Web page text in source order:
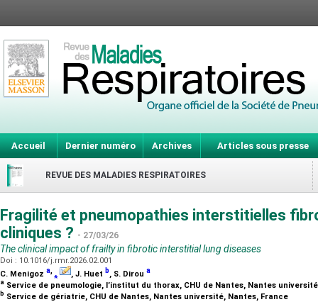
Accueil Dernier numéro Archives Articles sous presse
REVUE DES MALADIES RESPIRATOIRES
Fragilité et pneumopathies interstitielles
cliniques ? - 27/03/26
The clinical impact of frailty in fibrotic interstitial lung diseases
Doi : 10.1016/j.rmr.2026.02.001
C. Menigoz a,⁎ , J. Huet b, S. Dirou a
a Service de pneumologie, l’institut du thorax, CHU de Nantes, Nantes
b Service de gériatrie, CHU de Nantes, Nantes université, Nantes, France